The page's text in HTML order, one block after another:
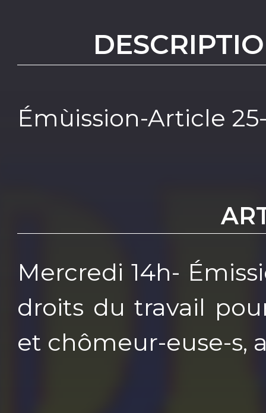
Émùission-Article
Mercredi 14h-
droits du travail
et chômeur-euse-s,